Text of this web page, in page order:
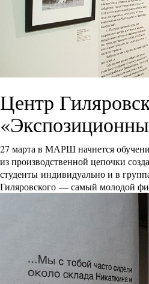
Центр
27 марта в МАРШ начнется
из производственной цепочки
студенты индивидуально и в
Гиляровского — самый молодой